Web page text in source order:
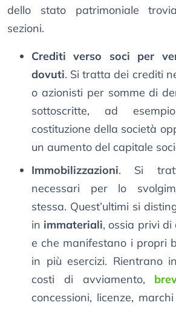
dello stato patrimoniale
sezioni.
Crediti verso soci per
dovuti. Si tratta dei crediti
o azionisti per somme di
sottoscritte, ad
costituzione della società
un aumento del capitale
Immobilizzazioni. Si
necessari per lo
stessa. Quest’ultimi si
in immateriali, ossia privi di
e che manifestano i propri
in più esercizi. Rientrano
costi di avviamento,
concessioni, licenze,